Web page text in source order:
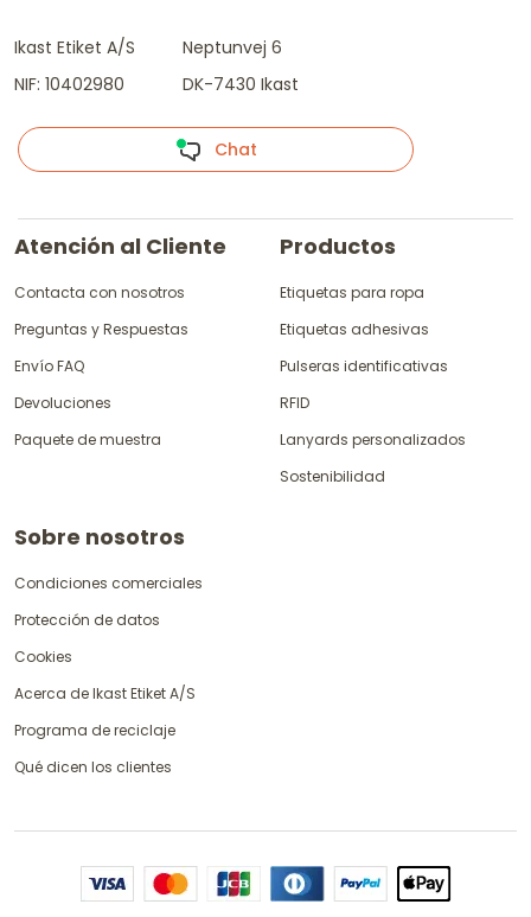
Ikast Etiket A/S
NIF: 10402980
Neptunvej 6
DK-7430 Ikast
Chat
Atención al Cliente
Contacta con nosotros
Preguntas y Respuestas
Envío FAQ
Devoluciones
Paquete de muestra
Productos
Etiquetas para ropa
Etiquetas adhesivas
Pulseras identificativas
RFID
Lanyards personalizados
Sostenibilidad
Sobre nosotros
Condiciones comerciales
Protección de datos
Cookies
Acerca de Ikast Etiket A/S
Programa de reciclaje
Qué dicen los clientes